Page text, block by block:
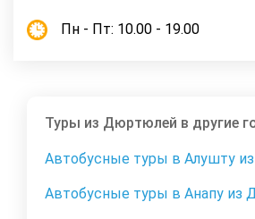
Пн - Пт: 10.00 - 19.00
Туры из Дюртюлей в другие
Автобусные туры в Алушту
Автобусные туры в Анапу из